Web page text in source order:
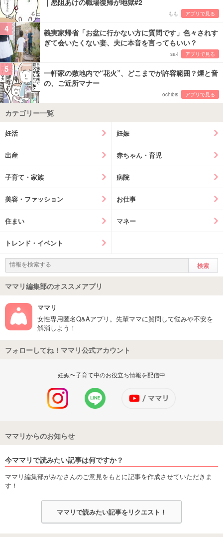
｜悪阻あけの職場復帰が地獄#2
もも アプリで見る
4
義実家帰省「お盆に行かない方に質問です」色々されす
ぎて会いたくない妻、夫に本音を言ってもいい？
sa-i アプリで見る
5
一軒家の敷地内で“花火”、どこまでが許容範囲？煙と音
の、ご近所マナー
ochibis アプリで見る
カテゴリー一覧
妊活 妊娠
出産 赤ちゃん・育児
子育て・家族 病院
美容・ファッション お仕事
住まい マネー
トレンド・イベント
ママリ編集部のオススメアプリ
ママリ
女性専用匿名Q&Aアプリ。先輩ママに質問して悩みや不安を
解消しよう！
フォローしてね！ママリ公式アカウント
妊娠〜子育て中のお役立ち情報を配信中
ママリからのお知らせ
今ママリで読みたい記事は何ですか？
ママリ編集部がみなさんのご意見をもとに記事を作成させていただきま
す！
ママリで読みたい記事をリクエスト！